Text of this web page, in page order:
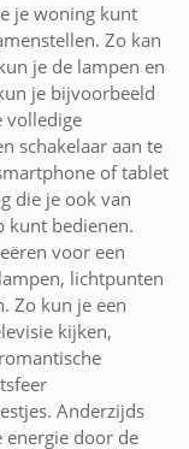
je woning kunt
Zo kan
je de lampen en
je bijvoorbeeld
volledige
schakelaar aan te
of tablet
die je ook van
kunt bedienen.
voor een
lichtpunten
Zo kun je een
kijken,
Anderzijds
energie door de